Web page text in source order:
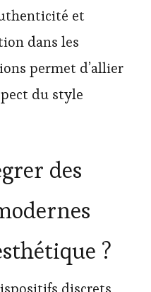
et
dans les
permet d’allier
du style
des
?